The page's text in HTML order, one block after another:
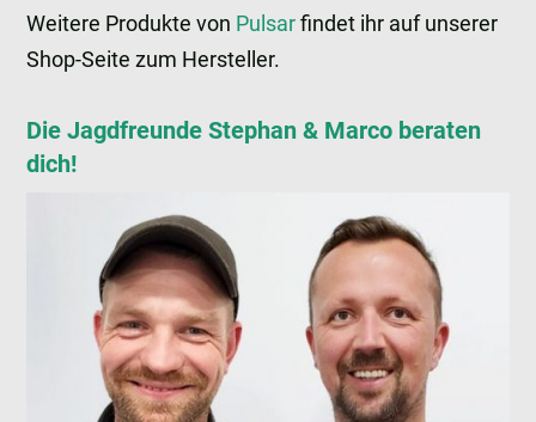
Weitere Produkte von Pulsarfindet ihr auf unserer
Shop-Seite zum Hersteller.
Die Jagdfreunde Stephan & Marco beraten
dich!